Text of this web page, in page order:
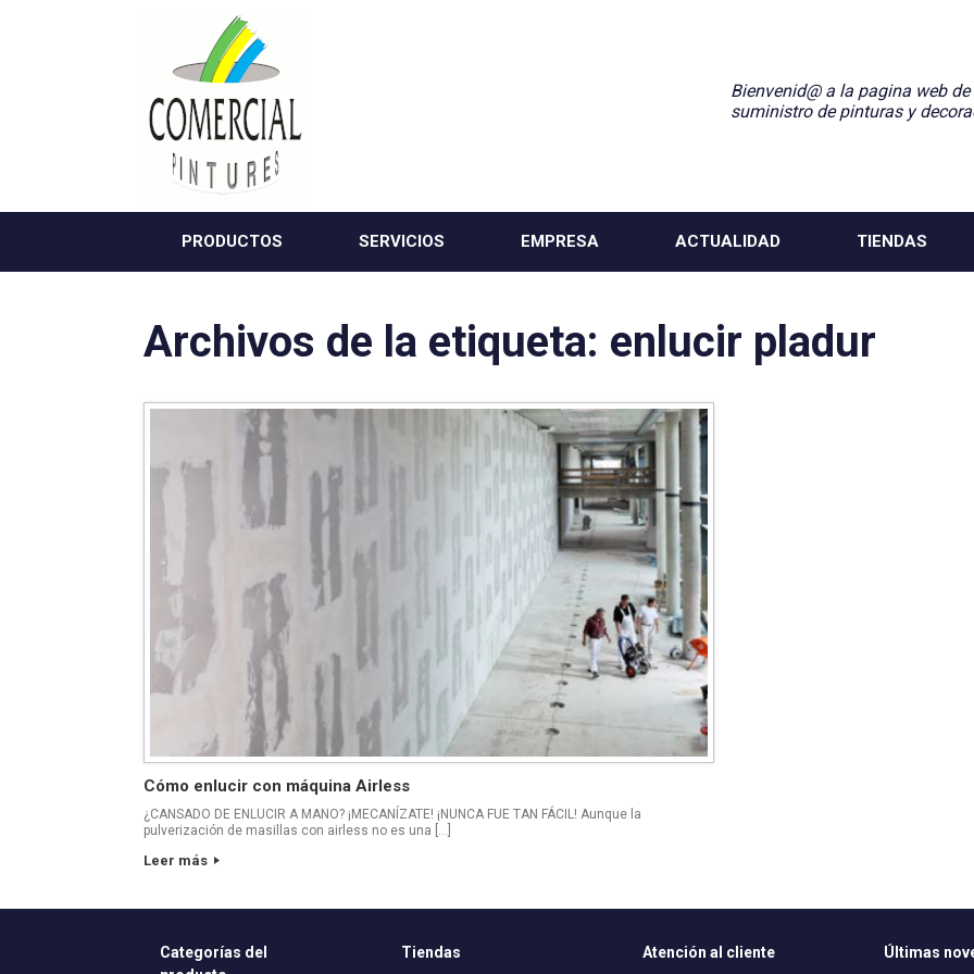
Bienvenid@ a la pagina web
suministro de pinturas y
PRODUCTOS SERVICIOS EMPRESA ACTUALIDAD TIENDAS
Archivos de la etiqueta: enlucir pladur
Cómo enlucir con máquina Airless
¿CANSADO DE ENLUCIR A MANO? ¡MECANÍZATE! ¡NUNCA FUE TAN FÁCIL! Aunque la
pulverización de masillas con airless no es una […]
Leer más
Categorías del
Tiendas Atención al cliente Últimas